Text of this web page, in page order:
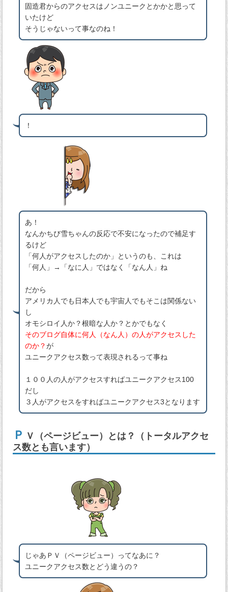
固造君からのアクセスはノンユニークとかかと思って
いたけど
そうじゃないって事なのね！
！
あ！
なんかちび雪ちゃんの反応で不安になったので補足す
るけど
「何人がアクセスしたのか」というのも、これは
「何人」→「なに人」ではなく「なん人」ね
だから
アメリカ人でも日本人でも宇宙人でもそこは関係ない
し
オモシロイ人か？根暗な人か？とかでもなく
そのブログ自体に何人（なん人）の人がアクセスした
のか？が
ユニークアクセス数って表現されるって事ね
１００人の人がアクセスすればユニークアクセス100
だし
３人がアクセスをすればユニークアクセス3となります
Ｐ Ｖ（ページビュー）とは？（トータルアクセ
ス数とも言います）
じゃあＰＶ（ページビュー）ってなあに？
ユニークアクセス数とどう違うの？